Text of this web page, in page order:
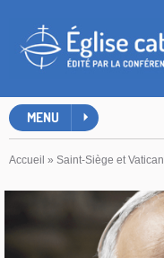
MENU
Accueil » Saint-Siège et Vatican